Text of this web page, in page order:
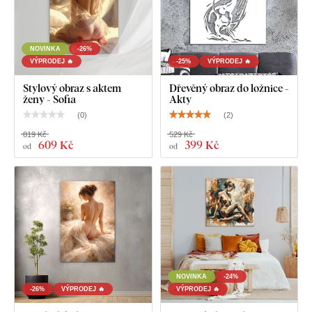
hmoždinky nebo pevnější hřebíky.
U rozměru 21x31 cm, 32x48 cm a 45x67 cm
obsahuje obraz jeden háček.
NOVINKA
-26%
VÝPRODEJ 🔥
Stylový obraz s aktem
ženy - Sofia
(0)
od 609 Kč
819 Kč
-25% VÝPRODEJ 🔥
Dřevěný obraz do ložnice -
Akty
(2)
od 399 Kč
529 Kč
-26% VÝPRODEJ 🔥
NOVINKA
-24%
VÝPRODEJ 🔥